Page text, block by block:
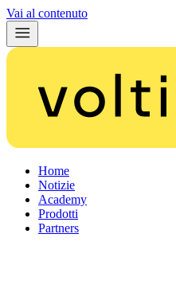
Vai al contenuto
Home
Notizie
Academy
Prodotti
Partners